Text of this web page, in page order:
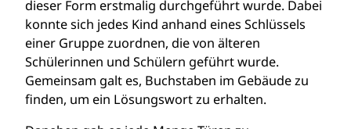
dieser Form erstmalig durchgeführt wurde. Dabei
konnte sich jedes Kind anhand eines Schlüssels
einer Gruppe zuordnen, die von älteren
Schülerinnen und Schülern geführt wurde.
Gemeinsam galt es, Buchstaben im Gebäude zu
finden, um ein Lösungswort zu erhalten.